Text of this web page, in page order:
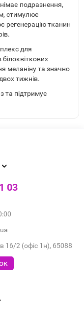
подразнення,
стимулює
регенерацію тканин
для
білоквіткових
меланіну та значно
тижнів.
та підтримує
03
16/2 (офіс 1н), 65088